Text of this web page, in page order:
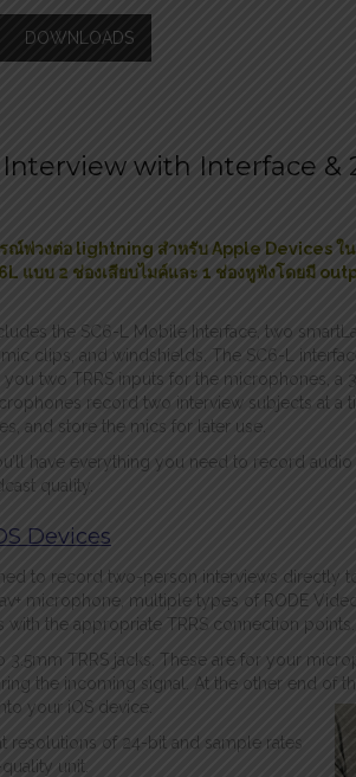
DOWNLOADS
with Interface &
พ่วงต่อ lightning สำหรับ Apple Devices ใน
แบบ 2 ช่องเสียบไมค์และ 1 ช่องหูฟังโดยมี
the SC6-L Mobile Interface, two
clips, and windshields. The SC6-L
two TRRS inputs for the microphones, a
record two interview subjects at a
and store the mics for later use.
have everything you need to record
quality.
Devices
to record two-person interviews directly
microphone, multiple types of RODE
the appropriate TRRS connection points.
TRRS jacks. These are for your
the incoming signal. At the other end of
your iOS device.
resolutions of 24-bit and sample rates
unit.